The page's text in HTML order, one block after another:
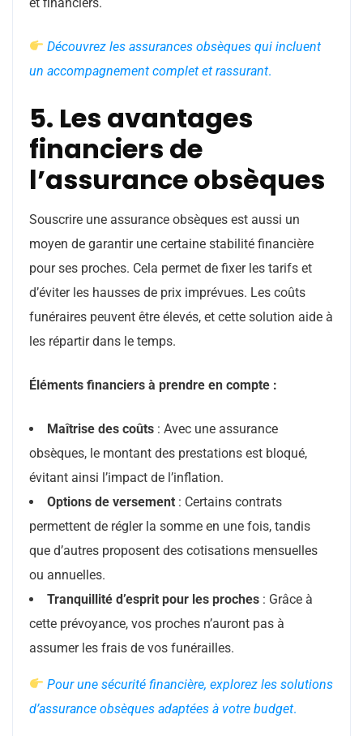
Découvrez les assurances obsèques qui incluent
un accompagnement complet et rassurant.
5. Les avantages
financiers de
l’assurance obsèques
Souscrire une assurance obsèques est aussi un
moyen de garantir une certaine stabilité financière
pour ses proches. Cela permet de fixer les tarifs et
d’éviter les hausses de prix imprévues. Les coûts
funéraires peuvent être élevés, et cette solution aide à
les répartir dans le temps.
Éléments financiers à prendre en compte :
Maîtrise des coûts : Avec une assurance
obsèques, le montant des prestations est bloqué,
évitant ainsi l’impact de l’inflation.
Options de versement : Certains contrats
permettent de régler la somme en une fois, tandis
que d’autres proposent des cotisations mensuelles
ou annuelles.
Tranquillité d’esprit pour les proches : Grâce à
cette prévoyance, vos proches n’auront pas à
assumer les frais de vos funérailles.
Pour une sécurité financière, explorez les solutions
d’assurance obsèques adaptées à votre budget.